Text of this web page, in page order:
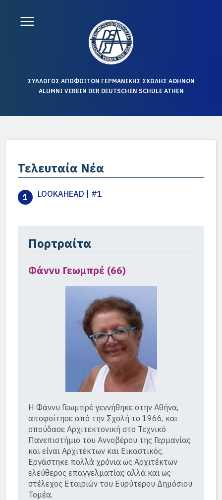
ΣΥΛΛΟΓΟΣ ΑΠΟΦΟΙΤΩΝ ΓΕΡΜΑΝΙΚΗΣ ΣΧΟΛΗΣ ΑΘΗΝΩΝ
ALUMNI VEREIN DER DEUTSCHEN SCHULE ATHEN
Τελευταία Νέα
1 LOOKAHEAD | #1
Πορτραίτα
Φάννυ Γεωμπρέ (66)
Η Φάννυ Γεωμπρέ γεννήθηκε στην Αθήνα,
αποφοίτησε από την Σχολή το 1966, και
σπούδασε Αρχιτεκτονική στο Τεχνικό
Πανεπιστήμιο του Αννοβέρου της Γερμανίας
και είναι Αρχιτέκτων και Εικαστικός.
Εργάστηκε πολλά χρόνια ως Αρχιτέκτων
ελεύθερος επαγγελματίας αλλά και ως
στέλεχος Εταιριών του Ευρύτερου Δημόσιου
Τομέα.